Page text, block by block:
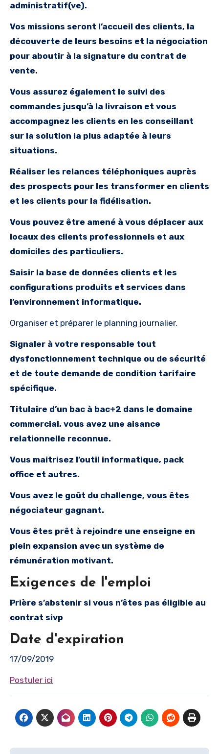
administratif(ve).
Vos missions seront l’accueil des clients, la
découverte de leurs besoins et la négociation
pour aboutir à la signature du contrat de
vente.
Vous assurez également le suivi des
commandes jusqu’à la livraison et vous
accompagnez les clients en les conseillant
sur la solution la plus adaptée à leurs
situations.
Réaliser les relances téléphoniques auprès
des prospects pour les transformer en clients
et les clients pour la fidélisation.
Vous pouvez être amené à vous déplacer aux
locaux des clients professionnels et aux
domiciles des particuliers.
Saisir la base de données clients et les
configurations produits et services dans
l’environnement informatique.
Organiser et préparer le planning journalier.
Signaler à votre responsable tout
dysfonctionnement technique ou de sécurité
et de toute demande de condition tarifaire
spécifique.
Titulaire d’un bac à bac+2 dans le domaine
commercial, vous avez une aisance
relationnelle reconnue.
Vous maitrisez l’outil informatique, pack
office et autres.
Vous avez le goût du challenge, vous êtes
négociateur gagnant.
Vous êtes prêt à rejoindre une enseigne en
plein expansion avec un système de
rémunération motivant.
Exigences de l'emploi
Prière s’abstenir si vous n’êtes pas éligible au
contrat sivp
Date d'expiration
17/09/2019
Postuler ici